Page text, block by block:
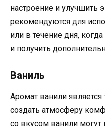
настроение и улучшить
рекомендуются для
или в течение дня,
и получить
Ваниль
Аромат ванили
создать атмосферу
со вкусом ванили могут